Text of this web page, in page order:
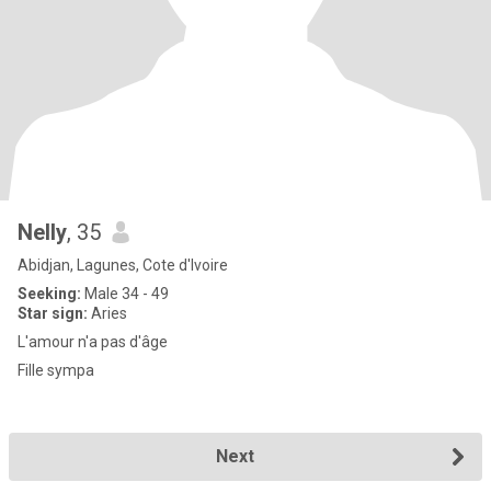
Nelly, 35
Abidjan, Lagunes, Cote d'Ivoire
Seeking: Male 34 - 49
Star sign: Aries
L'amour n'a pas d'âge
Fille sympa
Next